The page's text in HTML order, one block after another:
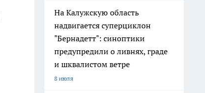
На Калужскую область
надвигается суперциклон
"Бернадетт": синоптики
предупредили о ливнях, граде
и шквалистом ветре
8 июля